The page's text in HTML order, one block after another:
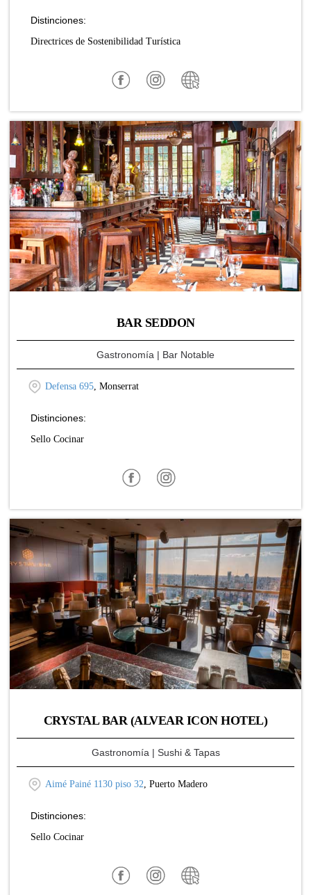
Distinciones:
Directrices de Sostenibilidad Turística
BAR SEDDON
Gastronomía | Bar Notable
Defensa 695, Monserrat
Distinciones:
Sello Cocinar
CRYSTAL BAR (ALVEAR ICON HOTEL)
Gastronomía | Sushi & Tapas
Aimé Painé 1130 piso 32 , Puerto Madero
Distinciones:
Sello Cocinar